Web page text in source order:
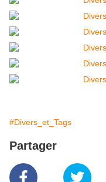
#Divers_et_Tags
Partager